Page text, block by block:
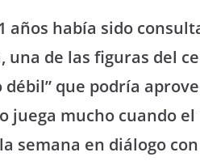
años había sido
una de las figuras del
que podría
juega mucho cuando
semana en diálogo